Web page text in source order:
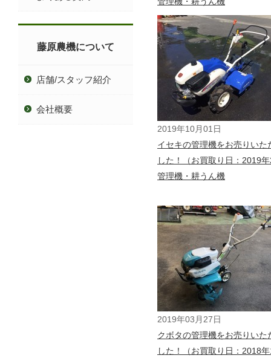
2019年10月01日
イセキの管理機をお売りいた
した！（お買取り日：2019
管理機・耕うん機
2019年03月27日
クボタの管理機をお売りいた
した！（お買取り日：2018
藤原農機について
店舗/スタッフ紹介
会社概要